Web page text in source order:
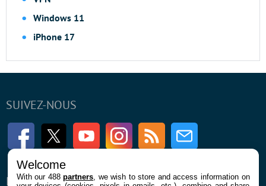
Windows 11
iPhone 17
SUIVEZ-NOUS
FacebookTwitter Youtube InstagramRSS Newsletter
ENTREPRISE À PROPOS
Welcome
With our 488partners , we wish to store and access information on